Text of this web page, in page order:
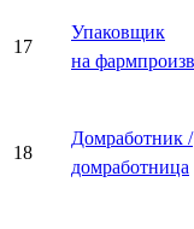
17
Упаковщик
на
18
Домработник /
домработница